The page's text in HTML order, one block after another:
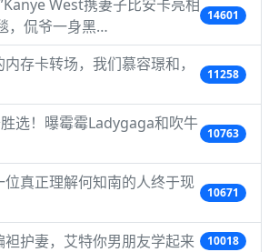
West携妻子比安卡亮相
，侃爷一身黑…
14601
存卡转场，我们慕容璟和，
11258
选！曝霉霉Ladygaga和吹牛
10763
位真正理解何知南的人终于现
10671
护妻，艾特你男朋友学起来 10018